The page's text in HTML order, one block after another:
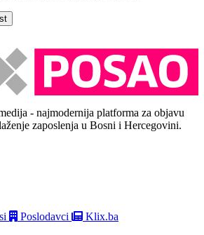
- najmodernija platforma za objavu
zaposlenja u Bosni i Hercegovini.
Poslodavci Klix.ba